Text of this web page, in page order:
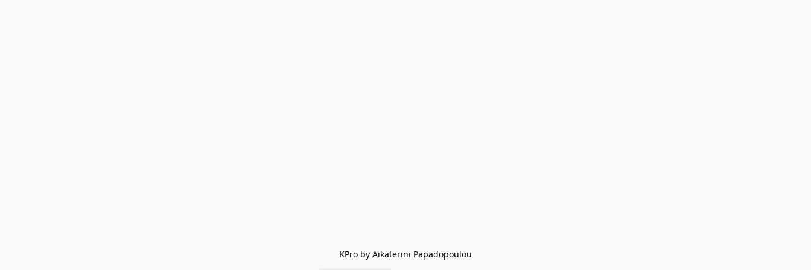
KPro by Aikaterini Papadopoulou